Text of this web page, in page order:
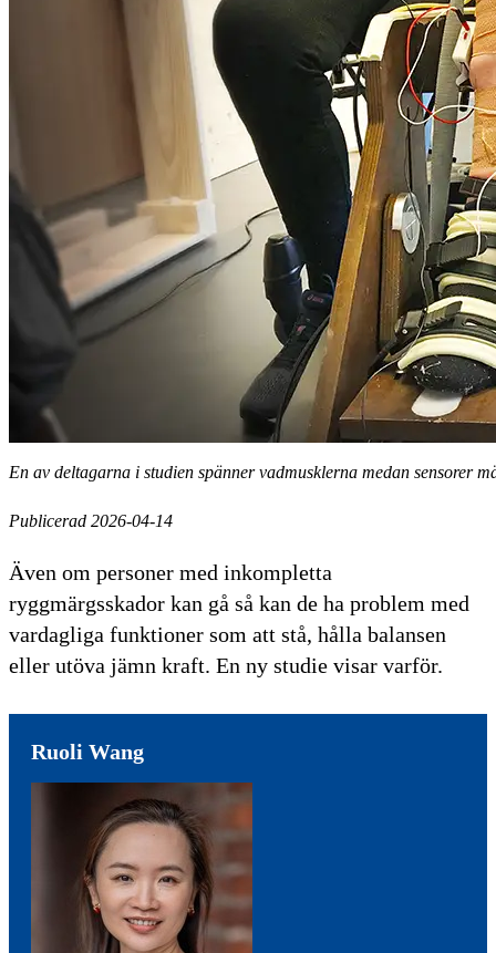
En av deltagarna i studien spänner vadmusklerna medan sensorer
Publicerad 2026-04-14
Även om personer med inkompletta
ryggmärgsskador kan gå så kan de ha problem med
vardagliga funktioner som att stå, hålla balansen
eller utöva jämn kraft. En ny studie visar varför.
Ruoli Wang